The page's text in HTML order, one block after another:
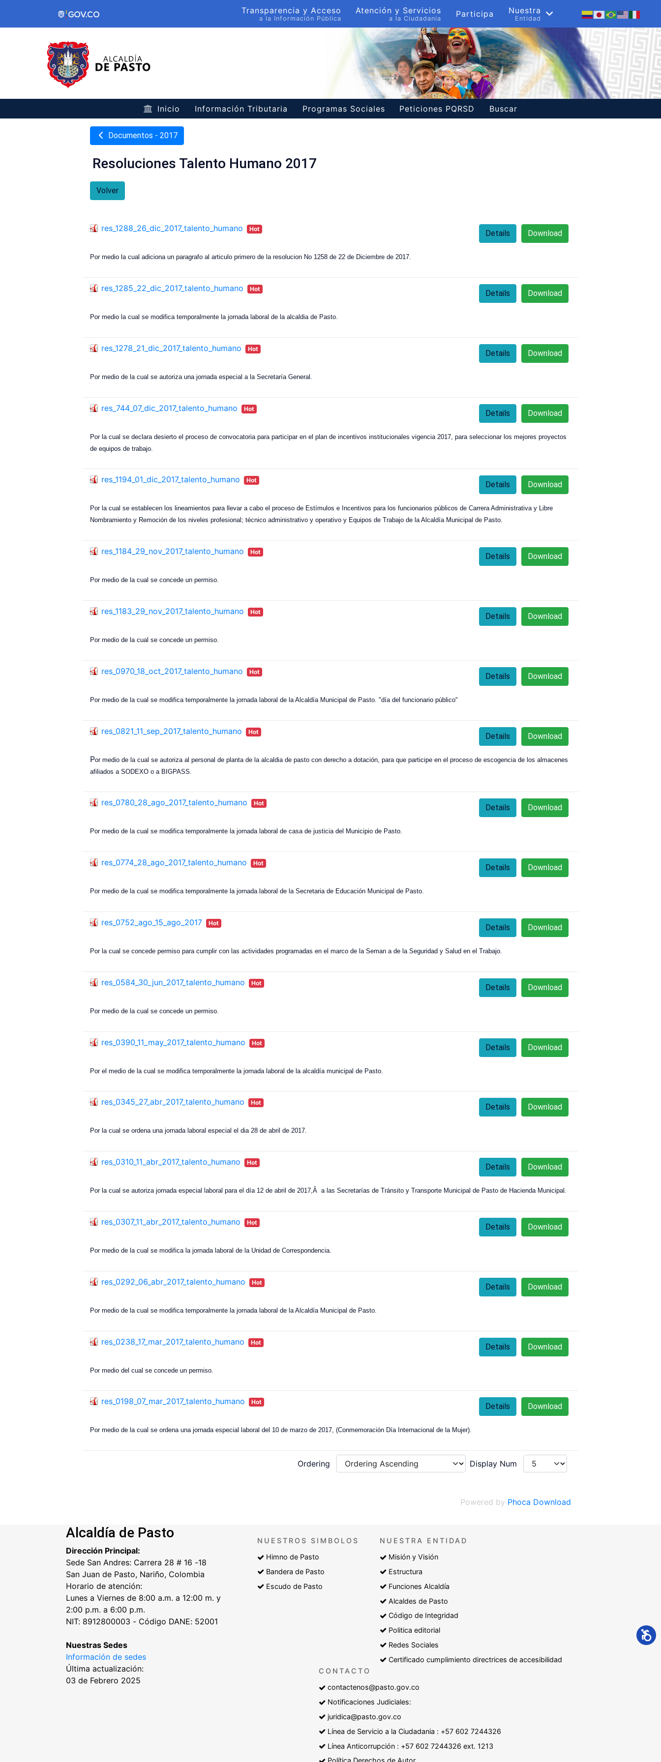
Transparencia y Acceso
a la Información Pública
Atención y Servicios
a la Ciudadanía Participa Nuestra
Entidad
Inicio Información Tributaria Programas Sociales Peticiones PQRSD Buscar
Documentos - 2017
Resoluciones Talento Humano 2017
Volver
res_1288_26_dic_2017_talento_humano Hot Download
Details
Por medio la cual adiciona un paragrafo al articulo primero de la resolucion No 1258 de 22 de Diciembre de 2017.
res_1285_22_dic_2017_talento_humano Hot Download
Details
Por medio la cual se modifica temporalmente la jornada laboral de la alcaldia de Pasto.
res_1278_21_dic_2017_talento_humano Hot Download
Details
Por medio de la cual se autoriza una jornada especial a la Secretaría General.
res_744_07_dic_2017_talento_humano Hot Download
Details
Por la cual se declara desierto el proceso de convocatoria para participar en el plan de incentivos institucionales vigencia 2017, para seleccionar los mejores proyectos
de equipos de trabajo.
res_1194_01_dic_2017_talento_humano Hot Download
Details
Por la cual se establecen los lineamientos para llevar a cabo el proceso de Estímulos e Incentivos para los funcionarios públicos de Carrera Administrativa y Libre
Nombramiento y Remoción de los niveles profesional; técnico administrativo y operativo y Equipos de Trabajo de la Alcaldía Municipal de Pasto.
res_1184_29_nov_2017_talento_humano Hot Download
Details
Por medio de la cual se concede un permiso.
res_1183_29_nov_2017_talento_humano Hot Download
Details
Por medio de la cual se concede un permiso.
res_0970_18_oct_2017_talento_humano Hot Download
Details
Por medio de la cual se modifica temporalmente la jornada laboral de la Alcaldía Municipal de Pasto. "día del funcionario público"
res_0821_11_sep_2017_talento_humano Hot Download
Details
Por medio de la cual se autoriza al personal de planta de la alcaldia de pasto con derecho a dotación, para que participe en el proceso de escogencia de los almacenes
afiliados a SODEXO o a BIGPASS.
res_0780_28_ago_2017_talento_humano Hot Download
Details
Por medio de la cual se modifica temporalmente la jornada laboral de casa de justicia del Municipio de Pasto.
res_0774_28_ago_2017_talento_humano Hot Download
Details
Por medio de la cual se modifica temporalmente la jornada laboral de la Secretaria de Educación Municipal de Pasto.
res_0752_ago_15_ago_2017 Hot Download
Details
Por la cual se concede permiso para cumplir con las actividades programadas en el marco de la Seman a de la Seguridad y Salud en el Trabajo.
res_0584_30_jun_2017_talento_humano Hot Download
Details
Por medio de la cual se concede un permiso.
res_0390_11_may_2017_talento_humano Hot Download
Details
Por el medio de la cual se modifica temporalmente la jornada laboral de la alcaldía municipal de Pasto.
res_0345_27_abr_2017_talento_humano Hot Download
Details
Por la cual se ordena una jornada laboral especial el dia 28 de abril de 2017.
res_0310_11_abr_2017_talento_humano Hot Download
Details
Por la cual se autoriza jornada especial laboral para el día 12 de abril de 2017,Â a las Secretarías de Tránsito y Transporte Municipal de Pasto de Hacienda Municipal.
res_0307_11_abr_2017_talento_humano Hot Download
Details
Por medio de la cual se modifica la jornada laboral de la Unidad de Correspondencia.
res_0292_06_abr_2017_talento_humano Hot Download
Details
Por medio de la cual se modifica temporalmente la jornada laboral de la Alcaldía Municipal de Pasto.
res_0238_17_mar_2017_talento_humano Hot Download
Details
Por medio del cual se concede un permiso.
res_0198_07_mar_2017_talento_humano Hot Download
Details
Por medio de la cual se ordena una jornada especial laboral del 10 de marzo de 2017, (Conmemoración Día Internacional de la Mujer).
Ordering Display Num
Powered by Phoca Download
Alcaldía de Pasto
Dirección Principal:
Sede San Andres: Carrera 28 # 16 -18
San Juan de Pasto, Nariño, Colombia
Horario de atención:
Lunes a Viernes de 8:00 a.m. a 12:00 m. y
2:00 p.m. a 6:00 p.m.
NIT: 8912800003 - Código DANE: 52001
Nuestras Sedes
Información de sedes
Última actualización:
03 de Febrero 2025
NUESTROS SIMBOLOS
Himno de Pasto
Bandera de Pasto
Escudo de Pasto
NUESTRA ENTIDAD
Misión y Visión
Estructura
Funciones Alcaldía
Alcaldes de Pasto
Código de Integridad
Politica editorial
Redes Sociales
Certificado cumplimiento directrices de accesibilidad
CONTACTO
contactenos@pasto.gov.co
Notificaciones Judiciales:
juridica@pasto.gov.co
Línea de Servicio a la Ciudadania : +57 602 7244326
Línea Anticorrupción : +57 602 7244326 ext. 1213